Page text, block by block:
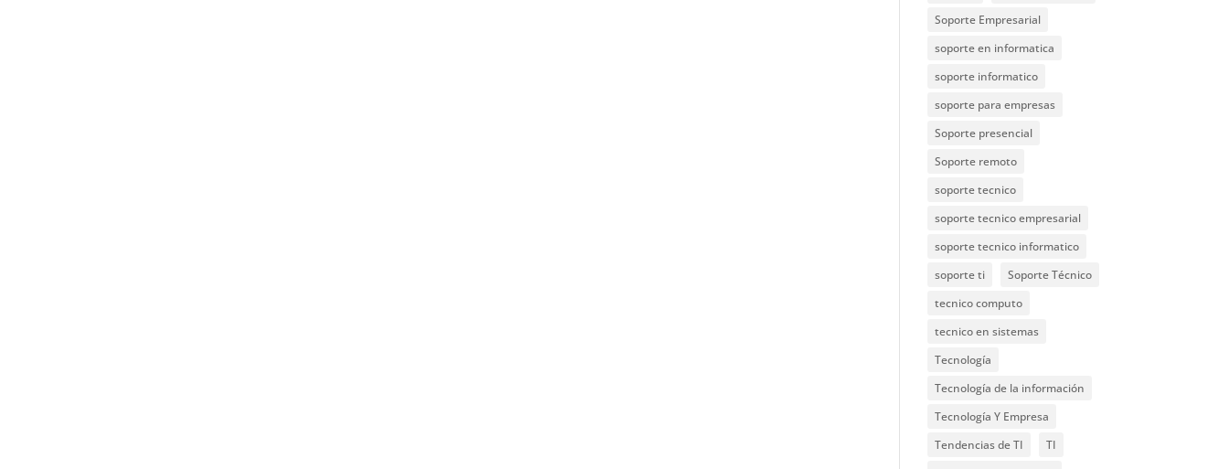
Soporte Empresarial
soporte en informatica
soporte informatico
soporte para empresas
Soporte presencial
Soporte remoto
soporte tecnico
soporte tecnico empresarial
soporte tecnico informatico
soporte ti
Soporte Técnico
tecnico computo
tecnico en sistemas
Tecnología
Tecnología de la información
Tecnología Y Empresa
Tendencias de TI
TI